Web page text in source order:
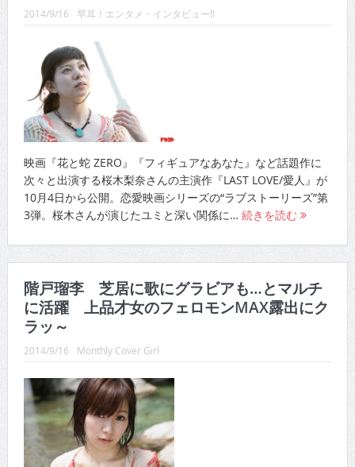
2014/9/16 早耳！エンタメ・インタビュー!!
映画『花と蛇 ZERO』『フィギュアなあなた』など話題作に
次々と出演する桜木梨奈さんの主演作『LAST LOVE/愛人』が
10月4日から公開。恋愛映画シリーズの“ラブストーリーズ”第
3弾。桜木さんが演じたユミと深い関係に… 続きを読む
階戸瑠李 芝居に歌にグラビアも…とマルチ
に活躍 上品才女のフェロモンMAX露出にク
ラッ～
2014/9/16 Monthly Cover Girl